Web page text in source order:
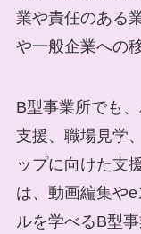
業や責任のある
や一般企業への
B型事業所でも
支援、職場見学
ップに向けた支
は、動画編集や
ルを学べるB型